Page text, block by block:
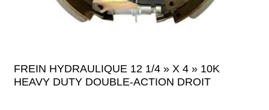
FREIN HYDRAULIQUE 12 1/4 » X 4 » 10K
HEAVY DUTY DOUBLE-ACTION DROIT